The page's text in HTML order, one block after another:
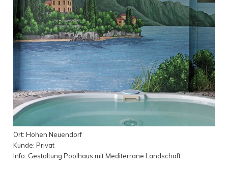
Ort: Hohen Neuendorf
Kunde: Privat
Info: Gestaltung Poolhaus mit Mediterrane Landschaft